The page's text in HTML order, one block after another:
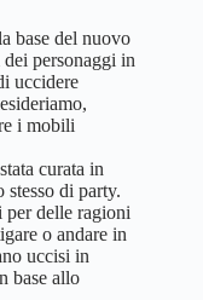
base del nuovo
personaggi in
uccidere
i mobili
curata in
di party.
per delle ragioni
o andare in
uccisi in
base allo